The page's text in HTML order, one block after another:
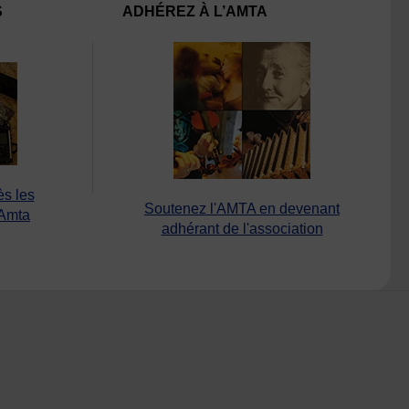
les
ADHÉREZ À L’AMTA
Soutenez l'AMTA en devenant
adhérant de l'association